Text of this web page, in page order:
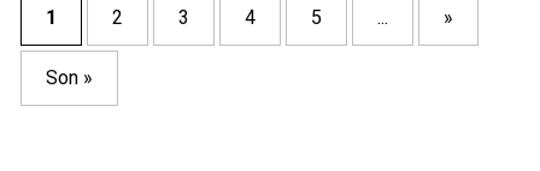
1 2 3 4 5 ... »
Son »